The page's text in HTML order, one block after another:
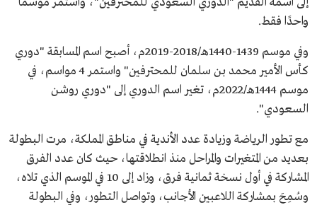
واحدًا فقط.
وفي موسم 1439-1440هـ/2018-2019م، أصبح اسم المسابقة "دوري
كأس الأمير محمد بن سلمان للمحترفين" واستمر 4 مواسم، في
موسم 1444هـ/2022م، تغير اسم الدوري إلى "دوري روشن
السعودي".
مع تطور الرياضة وزيادة عدد الأندية في مناطق المملكة، مرت البطولة
بعديد من المتغيرات والمراحل منذ انطلاقتها، حيث كان عدد الفرق
المشاركة في أول نسخة ثمانية فرق، وزاد إلى 10 في الموسم الذي تلاه،
وسُمِحَ بمشاركة اللاعبين الأجانب، وتواصل التطور، وفي البطولة